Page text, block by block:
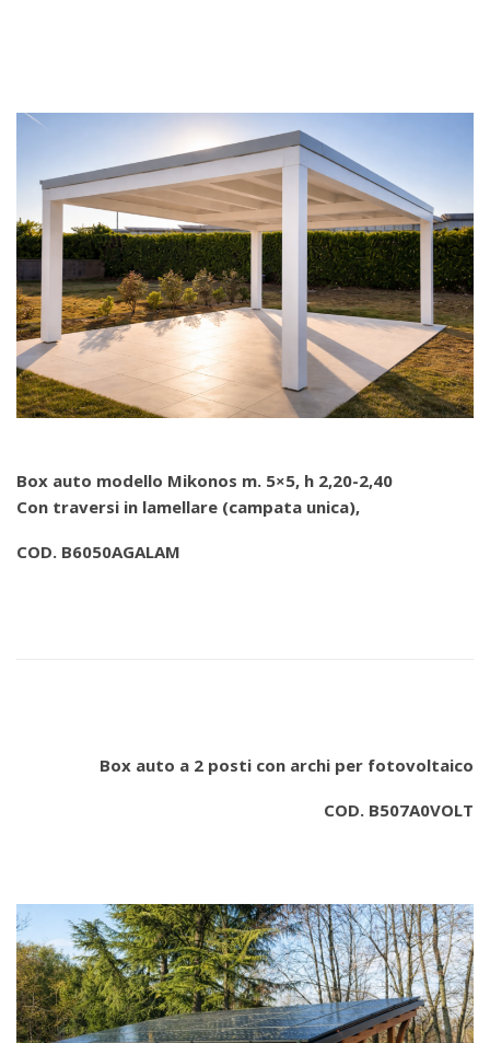
Box auto modello Mikonos m. 5×5, h 2,20-2,40
Con traversi in lamellare (campata unica),
COD. B6050AGALAM
Box auto a 2 posti con archi per fotovoltaico
COD. B507A0VOLT